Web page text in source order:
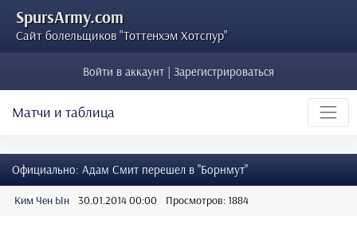
SpursArmy.com
Сайт болельщиков "Тоттенхэм Хотспур"
Войти в аккаунт | Зарегистрироваться
Матчи и таблица
Официально: Адам Смит перешел в "Борнмут"
Ким Чен Ын 30.01.2014 00:00 Просмотров: 1884